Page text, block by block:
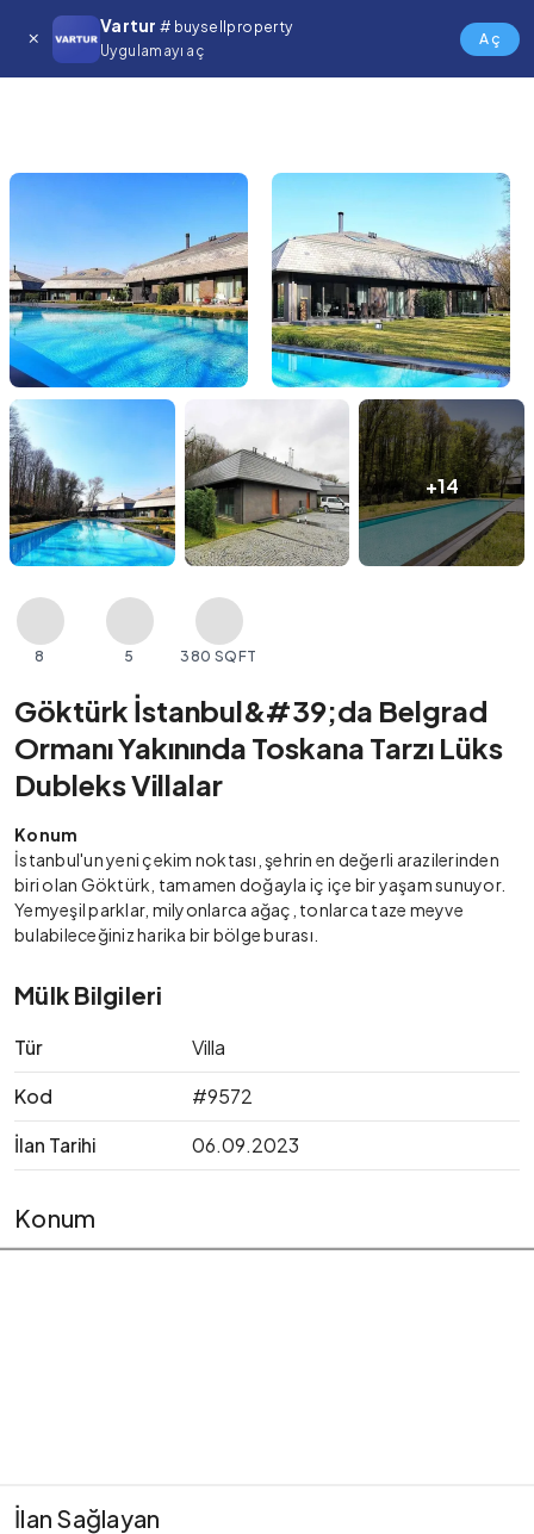
Vartur # buysellproperty
Uygulamayı aç
Aç
+14
8 5 380 SQFT
Göktürk İstanbul&#39;da Belgrad
Ormanı Yakınında Toskana Tarzı Lüks
Dubleks Villalar
Konum
İstanbul'un yeni çekim noktası, şehrin en değerli arazilerinden
biri olan Göktürk, tamamen doğayla iç içe bir yaşam sunuyor.
Yemyeşil parklar, milyonlarca ağaç, tonlarca taze meyve
bulabileceğiniz harika bir bölge burası.
Mülk Bilgileri
Tür
Villa
Kod
#9572
İlan Tarihi
06.09.2023
Konum
İlan Sağlayan